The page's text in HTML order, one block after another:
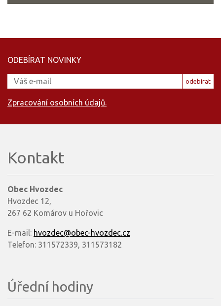
ODEBÍRAT NOVINKY
odebírat
Zpracování osobních údajů.
Kontakt
Obec Hvozdec
Hvozdec 12,
267 62 Komárov u Hořovic
E-mail: hvozdec@obec-hvozdec.cz
Telefon: 311572339, 311573182
Úřední hodiny